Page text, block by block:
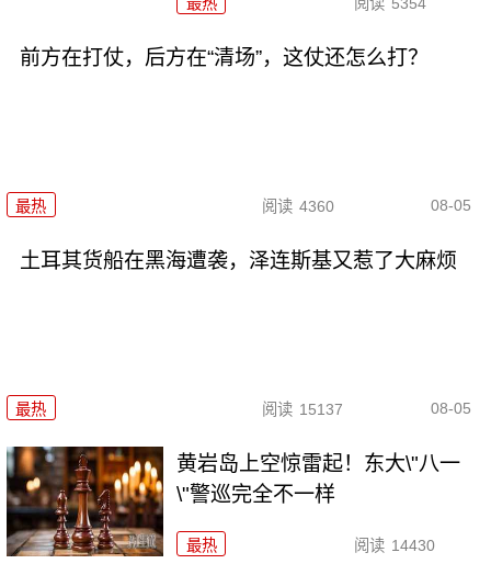
前方在打仗，后方在“清场”，这仗还怎么打？
最热 阅读 4360 08-05
土耳其货船在黑海遭袭，泽连斯基又惹了大麻烦
最热 阅读 15137 08-05
黄岩岛上空惊雷起！东大\"八一
\"警巡完全不一样
最热 阅读 14430